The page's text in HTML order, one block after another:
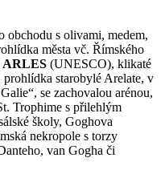
obchodu s olivami, medem,
města vč. Římského
ARLES (UNESCO), klikaté
starobylé Arelate, v
se zachovalou arénou,
Trophime s přilehlým
školy, Goghova
nekropole s torzy
van Gogha či